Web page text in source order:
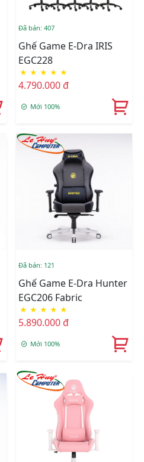
Đã bán: 407
Ghế Game E-Dra IRIS
EGC228
★ ★ ★ ★ ★
4.790.000 đ
Mới 100%
Đã bán: 121
Ghế Game E-Dra Hunter
EGC206 Fabric
★ ★ ★ ★ ★
5.890.000 đ
Mới 100%